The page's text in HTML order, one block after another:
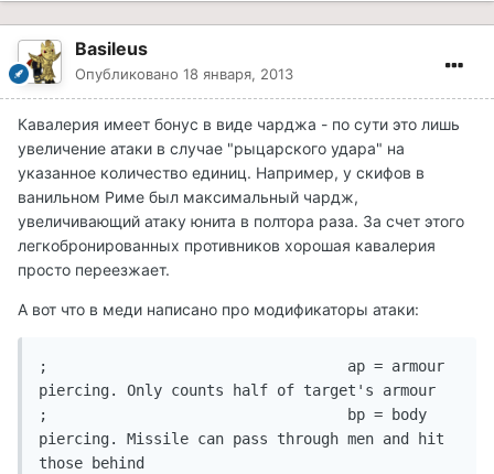
Basileus
Опубликовано 18 января, 2013
Кавалерия имеет бонус в виде чарджа - по сути это лишь
увеличение атаки в случае "рыцарского удара" на
указанное количество единиц. Например, у скифов в
ванильном Риме был максимальный чардж,
увеличивающий атаку юнита в полтора раза. За счет этого
легкобронированных противников хорошая кавалерия
просто переезжает.
А вот что в меди написано про модификаторы атаки:
;				   ap = armour
piercing. Only counts half of target's armour
;				   bp = body
piercing. Missile can pass through men and hit
those behind